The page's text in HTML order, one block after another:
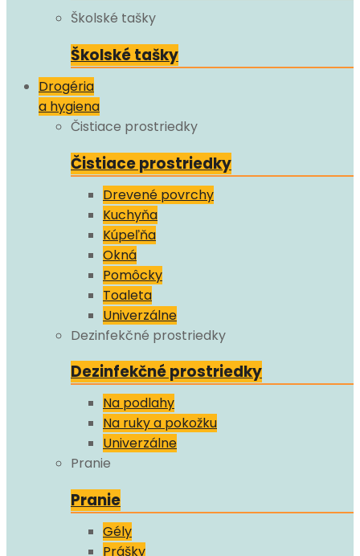
Školské tašky
Školské tašky
Drogéria
a hygiena
Čistiace prostriedky
Čistiace prostriedky
Drevené povrchy
Kuchyňa
Kúpeľňa
Okná
Pomôcky
Toaleta
Univerzálne
Dezinfekčné prostriedky
Dezinfekčné prostriedky
Na podlahy
Na ruky a pokožku
Univerzálne
Pranie
Pranie
Gély
Prášky